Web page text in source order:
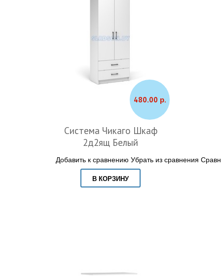
480.00 р.
Система Чикаго Шкаф
2д2ящ Белый
Добавить к сравнению Убрать из сравнения
В КОРЗИНУ